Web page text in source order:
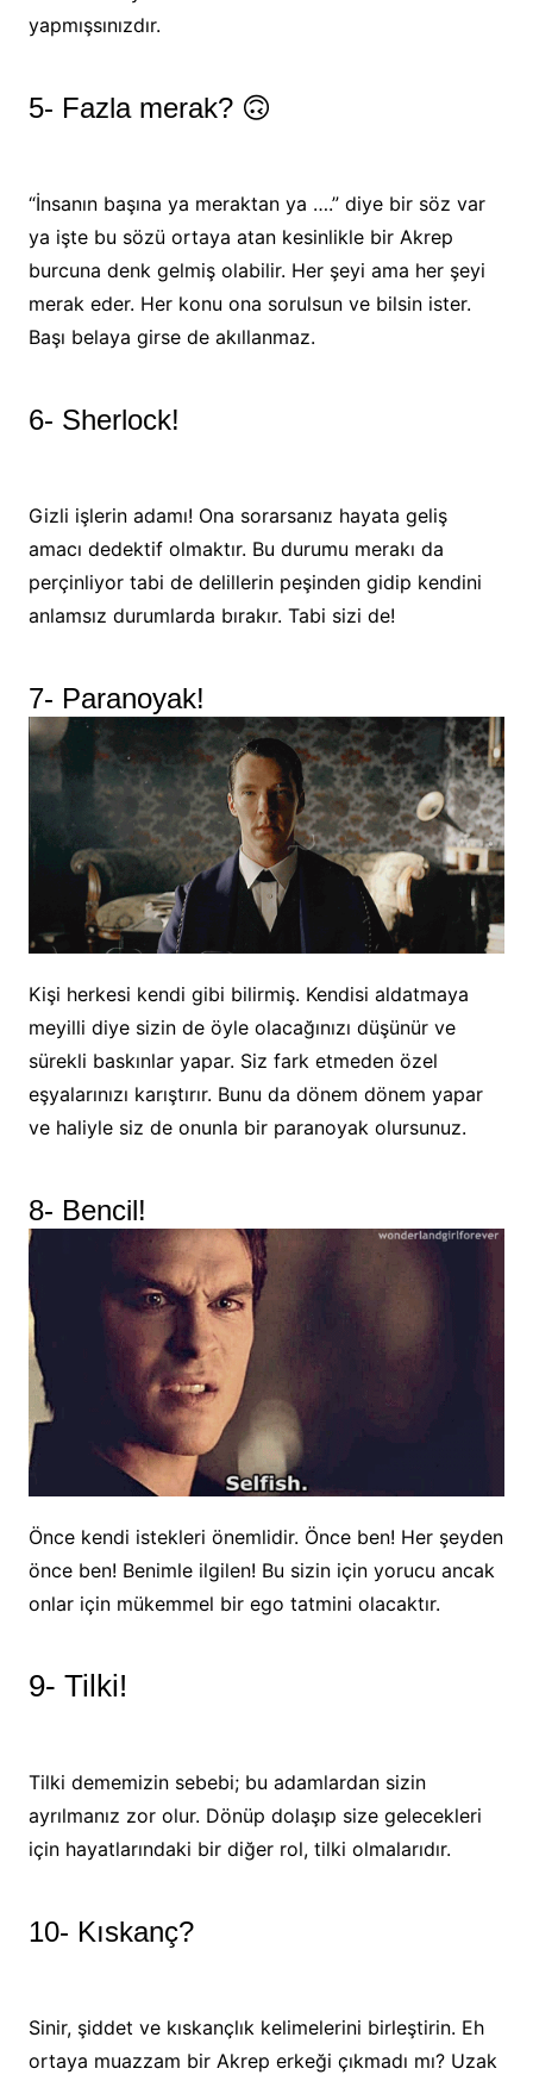
yapmışsınızdır.
5- Fazla merak? 🙃
“İnsanın başına ya meraktan ya ….” diye bir söz var
ya işte bu sözü ortaya atan kesinlikle bir Akrep
burcuna denk gelmiş olabilir. Her şeyi ama her şeyi
merak eder. Her konu ona sorulsun ve bilsin ister.
Başı belaya girse de akıllanmaz.
6- Sherlock!
Gizli işlerin adamı! Ona sorarsanız hayata geliş
amacı dedektif olmaktır. Bu durumu merakı da
perçinliyor tabi de delillerin peşinden gidip kendini
anlamsız durumlarda bırakır. Tabi sizi de!
7- Paranoyak!
Kişi herkesi kendi gibi bilirmiş. Kendisi aldatmaya
meyilli diye sizin de öyle olacağınızı düşünür ve
sürekli baskınlar yapar. Siz fark etmeden özel
eşyalarınızı karıştırır. Bunu da dönem dönem yapar
ve haliyle siz de onunla bir paranoyak olursunuz.
8- Bencil!
Önce kendi istekleri önemlidir. Önce ben! Her şeyden
önce ben! Benimle ilgilen! Bu sizin için yorucu ancak
onlar için mükemmel bir ego tatmini olacaktır.
9- Tilki!
Tilki dememizin sebebi; bu adamlardan sizin
ayrılmanız zor olur. Dönüp dolaşıp size gelecekleri
için hayatlarındaki bir diğer rol, tilki olmalarıdır.
10- Kıskanç?
Sinir, şiddet ve kıskançlık kelimelerini birleştirin. Eh
ortaya muazzam bir Akrep erkeği çıkmadı mı? Uzak